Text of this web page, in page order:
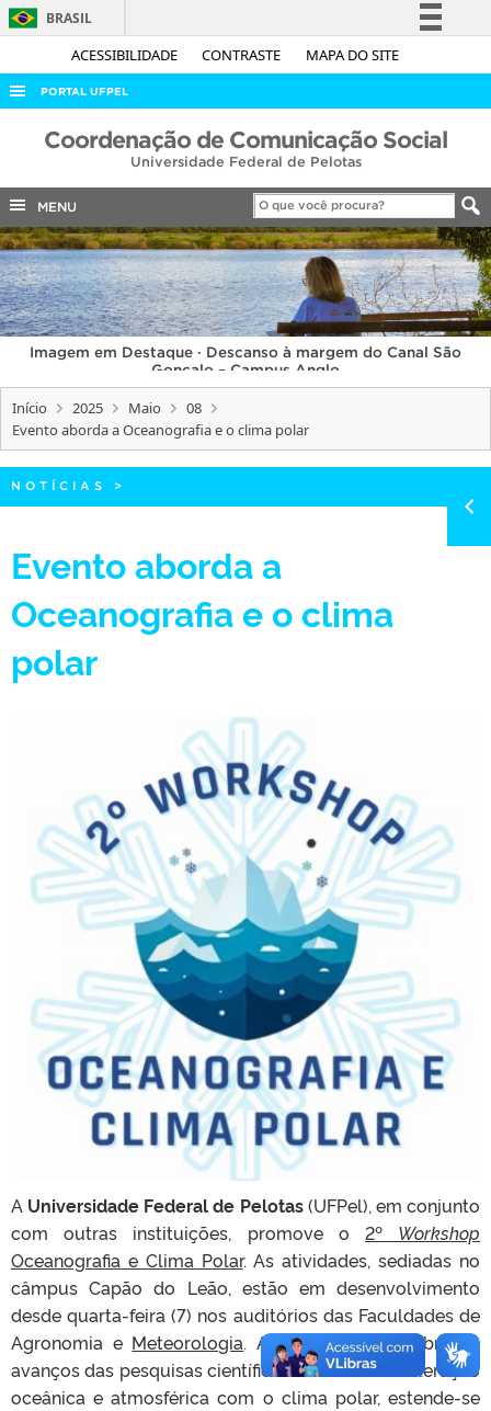
ACESSIBILIDADE CONTRASTE MAPA DO SITE
BRASIL
Simplifique!
Acesso à informação
Legislação
Canais
PORTAL UFPEL
ACESSO À INFORMAÇÃO
COBALTO
CONCURSOS
EDITAIS
INTERNACIONAL
OUVIDORIA
PORTARIAS
TELEFONES
Coordenação de Comunicação Social
Universidade Federal de Pelotas
MENU
Imagem em Destaque · Descanso à margem do Canal São
Gonçalo – Campus Anglo
Início 2025 Maio
08
Evento aborda a Oceanografia e o clima polar
NOTÍCIAS >
Evento aborda a
Oceanografia e o clima
polar
A Universidade Federal de Pelotas(UFPel), em conjunto
com outras instituições, promove o 2º Workshop
Oceanografia e Clima Polar. As atividades, sediadas no
câmpus Capão do Leão, estão em desenvolvimento
desde quarta-feira (7) nos auditórios das Faculdades de
Agronomia e Meteorologia. A programação, sobre os
avanços das pesquisas científicas nas áreas de interação
oceânica e atmosférica com o clima polar, estende-se